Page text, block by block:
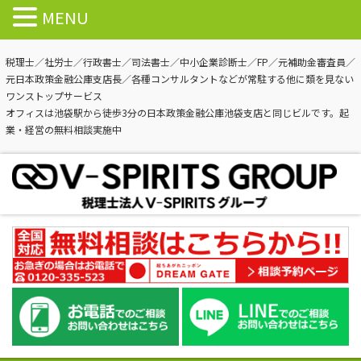
税理士／社労士／行政書士／司法書士／中小企業診断士／FP／元補助金審査員／
元日本政策金融公庫支店長／各種コンサルタントなどが常駐する他に類を見ない
ワンストップサービス
オフィスは池袋駅から徒歩3分の日本政策金融公庫池袋支店と同じビルです。起
業・経営の無料相談実施中
MENU